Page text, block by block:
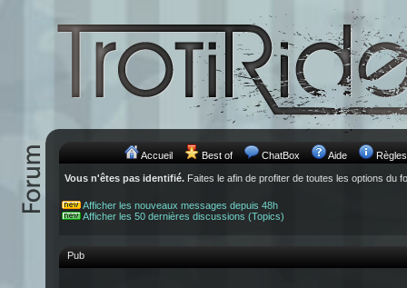
Accueil Best of ChatBox Aide Règles
Vous n'êtes pas identifié. Faites le afin de profiter de toutes les options du
Afficher les nouveaux messages depuis 48h
Afficher les 50 dernières discussions (Topics)
Pub